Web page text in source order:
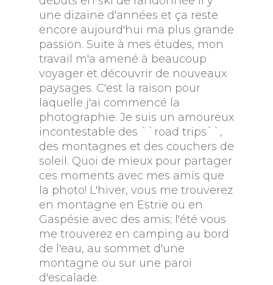
une dizaine d'années et ça reste
encore aujourd'hui ma plus grande
passion. Suite à mes études, mon
travail m'a amené à beaucoup
voyager et découvrir de nouveaux
paysages. C'est la raison pour
laquelle j'ai commencé la
photographie. Je suis un amoureux
incontestable des ``road trips``,
des montagnes et des couchers de
soleil. Quoi de mieux pour partager
ces moments avec mes amis que
la photo! L'hiver, vous me trouverez
en montagne en Estrie ou en
Gaspésie avec des amis; l'été vous
me trouverez en camping au bord
de l'eau, au sommet d'une
montagne ou sur une paroi
d'escalade.